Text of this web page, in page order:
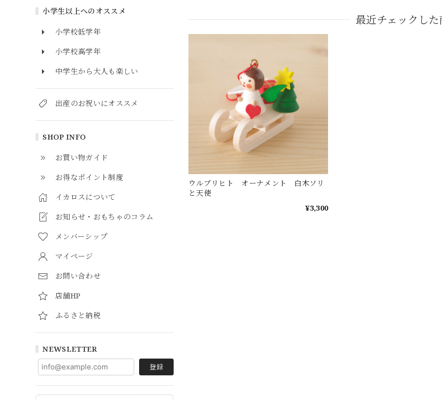
小学生以上へのオススメ
小学校低学年
小学校高学年
中学生から大人も楽しい
出産のお祝いにオススメ
SHOP INFO
お買い物ガイド
お得なポイント制度
イカロスについて
お知らせ・おもちゃのコラム
メンバーシップ
マイページ
お問い合わせ
店舗HP
ふるさと納税
NEWSLETTER
登録
最近チェックし
ウルブリヒト オーナメント 白木ソリ
と天使
¥3,300